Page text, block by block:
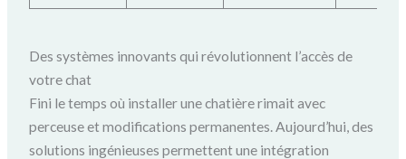
Des systèmes innovants qui révolutionnent l’accès de
votre chat
Fini le temps où installer une chatière rimait avec
perceuse et modifications permanentes. Aujourd’hui, des
solutions ingénieuses permettent une intégration